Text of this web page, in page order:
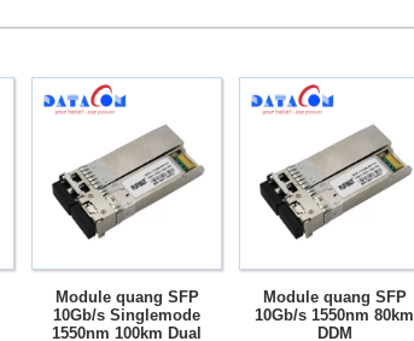
Module quang SFP
10Gb/s Singlemode
1550nm 100km Dual
Module quang SFP
10Gb/s 1550nm 80km
DDM